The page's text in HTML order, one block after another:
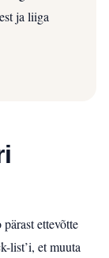
ja liiga
ettevõtte
list’i, et muuta